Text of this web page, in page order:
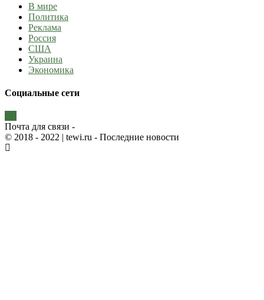
В мире
Политика
Реклама
Россия
США
Украина
Экономика
Социальные сети
Почта для связи -
© 2018 - 2022 | tewi.ru - Последние новости